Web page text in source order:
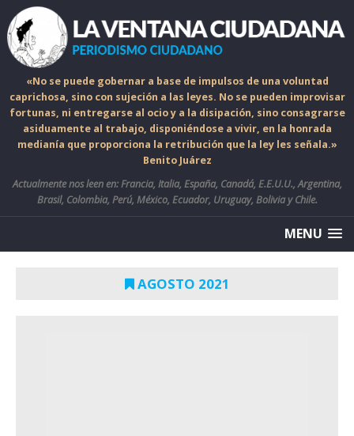
«No se puede gobernar a base de impulsos de una voluntad
caprichosa, sino con sujeción a las leyes. No se pueden improvisar
fortunas, ni entregarse al ocio y a la disipación, sino consagrarse
asiduamente al trabajo, disponiéndose a vivir, en la honrada
medianía que proporciona la retribución que la ley les señala.»
Benito Juárez
Actualmente nos leen en: Francia, Italia, España, Canadá, E.E.U.U., Argentina,
Brasil, Colombia, Perú, México, Ecuador, Uruguay, Bolivia y Chile.
MENU
AGOSTO 2021